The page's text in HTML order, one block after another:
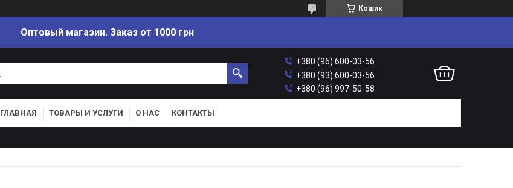
Кошик
Оптовый магазин. Заказ от 1000 грн
+380 (96) 600-03-56
+380 (93) 600-03-56
+380 (96) 997-50-58
ГЛАВНАЯ ТОВАРЫ И УСЛУГИ О НАС КОНТАКТЫ